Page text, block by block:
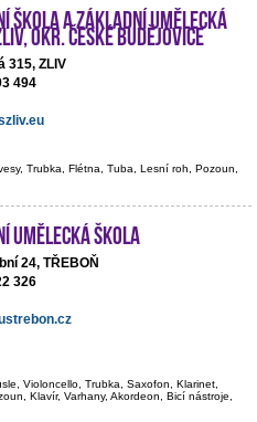
škola a Základní umělecká
okr. České Budějovice
315, ZLIV
494
Trubka, Flétna, Tuba, Lesní roh, Pozoun,
umělecká škola
24, TŘEBOŇ
326
Violoncello, Trubka, Saxofon, Klarinet,
Klavír, Varhany, Akordeon, Bicí nástroje,